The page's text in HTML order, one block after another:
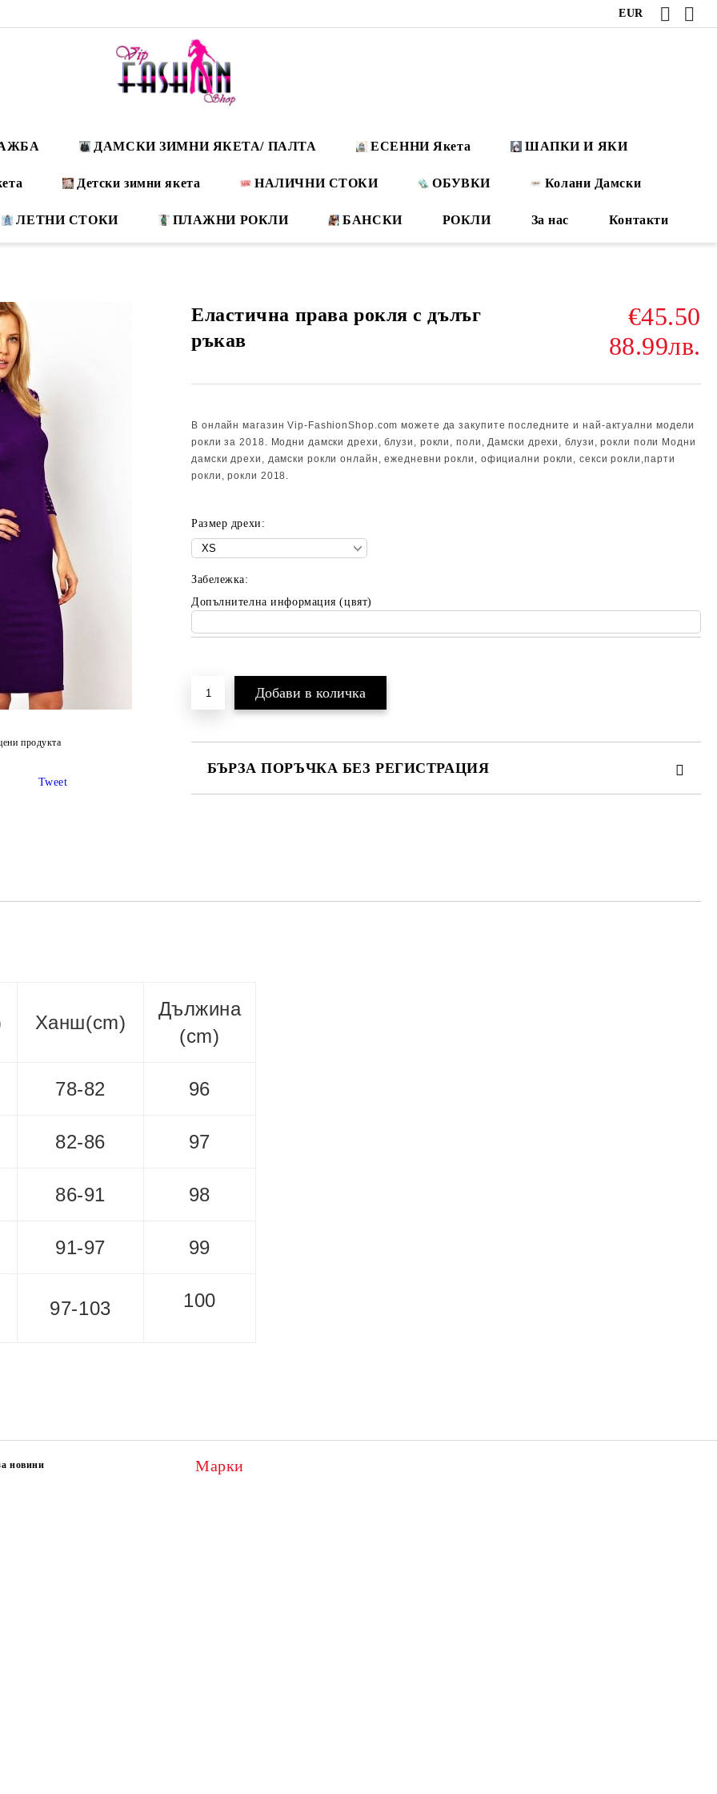
EUR
ДАМСКИ ЗИМНИ ЯКЕТА/ ПАЛТА ЕСЕННИ Якета ШАПКИ И ЯКИ
Детски зимни якета НАЛИЧНИ СТОКИ ОБУВКИ Колани Дамски
ЛЕТНИ СТОКИ ПЛАЖНИ РОКЛИ БАНСКИ РОКЛИ За нас Контакти
Еластична права рокля с дълъг
ръкав
€45.50
88.99лв.
В онлайн магазин Vip-FashionShop.com можете да закупите последните и най-актуални модели
рокли за 2018. Модни дамски дрехи, блузи, рокли, поли, Дамски дрехи, блузи, рокли поли Модни
дамски дрехи, дамски рокли онлайн, ежедневни рокли, официални рокли, секси рокли,парти
рокли, рокли 2018.
Размер дрехи:
Забележка:
Допълнителна информация (цвят)
БЪРЗА ПОРЪЧКА БЕЗ РЕГИСТРАЦИЯ
продукта
Tweet
Ханш(cm)
Дължина
(cm)
78-82 96
82-86 97
86-91 98
91-97 99
97-103 100
новини
Марки